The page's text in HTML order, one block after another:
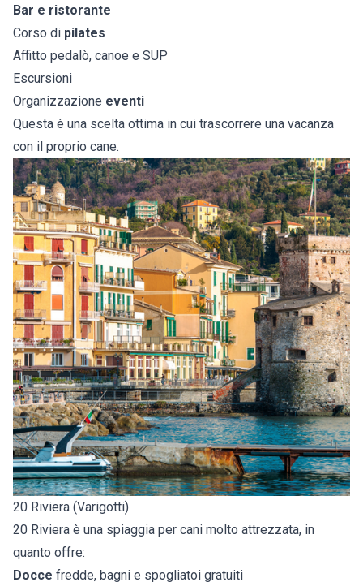
Bar e ristorante
Corso di pilates
Affitto pedalò, canoe e SUP
Escursioni
Organizzazione eventi
Questa è una scelta ottima in cui trascorrere una vacanza
con il proprio cane.
20 Riviera (Varigotti)
20 Riviera è una spiaggia per cani molto attrezzata, in
quanto offre:
Docce fredde, bagni e spogliatoi gratuiti